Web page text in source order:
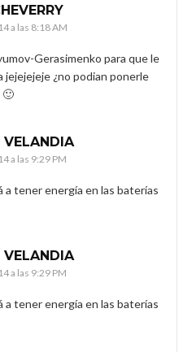
a las 8:18 AM
Gerasimenko para que le
jejejejeje ¿no podian ponerle
🙂
VELANDIA
a las 9:29 PM
a tener energía en las baterías
VELANDIA
a las 9:29 PM
a tener energía en las baterías